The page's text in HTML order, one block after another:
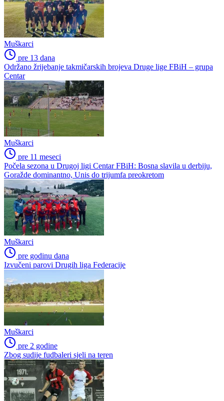
Muškarci
pre 13 dana
Održano žrijebanje takmičarskih brojeva Druge lige FBiH – grupa
Centar
Muškarci
pre 11 meseci
Počela sezona u Drugoj ligi Centar FBiH: Bosna slavila u derbiju,
Goražde dominantno, Unis do trijumfa preokretom
Muškarci
pre godinu dana
Izvučeni parovi Drugih liga Federacije
Muškarci
pre 2 godine
Zbog sudije fudbaleri sjeli na teren